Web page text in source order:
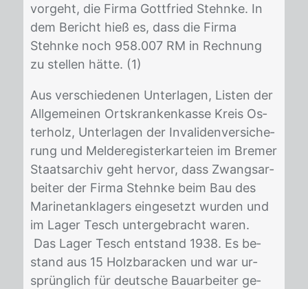
vor­geht, die Fir­ma Gott­fried Stehn­ke. In
dem Be­richt hieß es, dass die Fir­ma
Stehn­ke noch 958.007 RM in Rech­nung
zu stel­len hät­te. (1)
Aus ver­schie­de­nen Un­ter­la­gen, Lis­ten der
All­ge­mei­nen Orts­kran­ken­kas­se Kreis Os­
ter­holz, Un­ter­la­gen der In­va­li­den­ver­si­che­
rung und Mel­de­re­gis­ter­kar­tei­en im Bre­mer
Staats­ar­chiv geht her­vor, dass Zwangs­ar­
bei­ter der Fir­ma Stehn­ke beim Bau des
Ma­ri­net­an­kla­gers ein­ge­setzt wur­den und
im La­ger Tesch un­ter­ge­bracht wa­ren.
Das La­ger Tesch ent­stand 1938. Es be­
stand aus 15 Holz­ba­ra­cken und war ur­
sprüng­lich für deut­sche Bau­ar­bei­ter ge­